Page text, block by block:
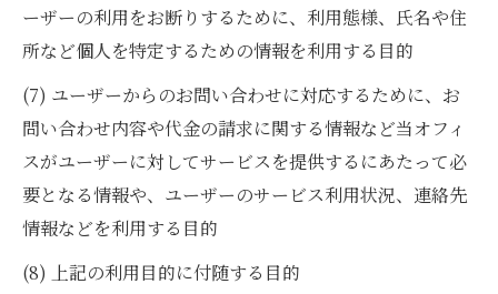
ーザーの利用をお断りするために、利用態様、氏名や住
所など個人を特定するための情報を利用する目的
(7) ユーザーからのお問い合わせに対応するために、お
問い合わせ内容や代金の請求に関する情報など当オフィ
スがユーザーに対してサービスを提供するにあたって必
要となる情報や、ユーザーのサービス利用状況、連絡先
情報などを利用する目的
(8) 上記の利用目的に付随する目的